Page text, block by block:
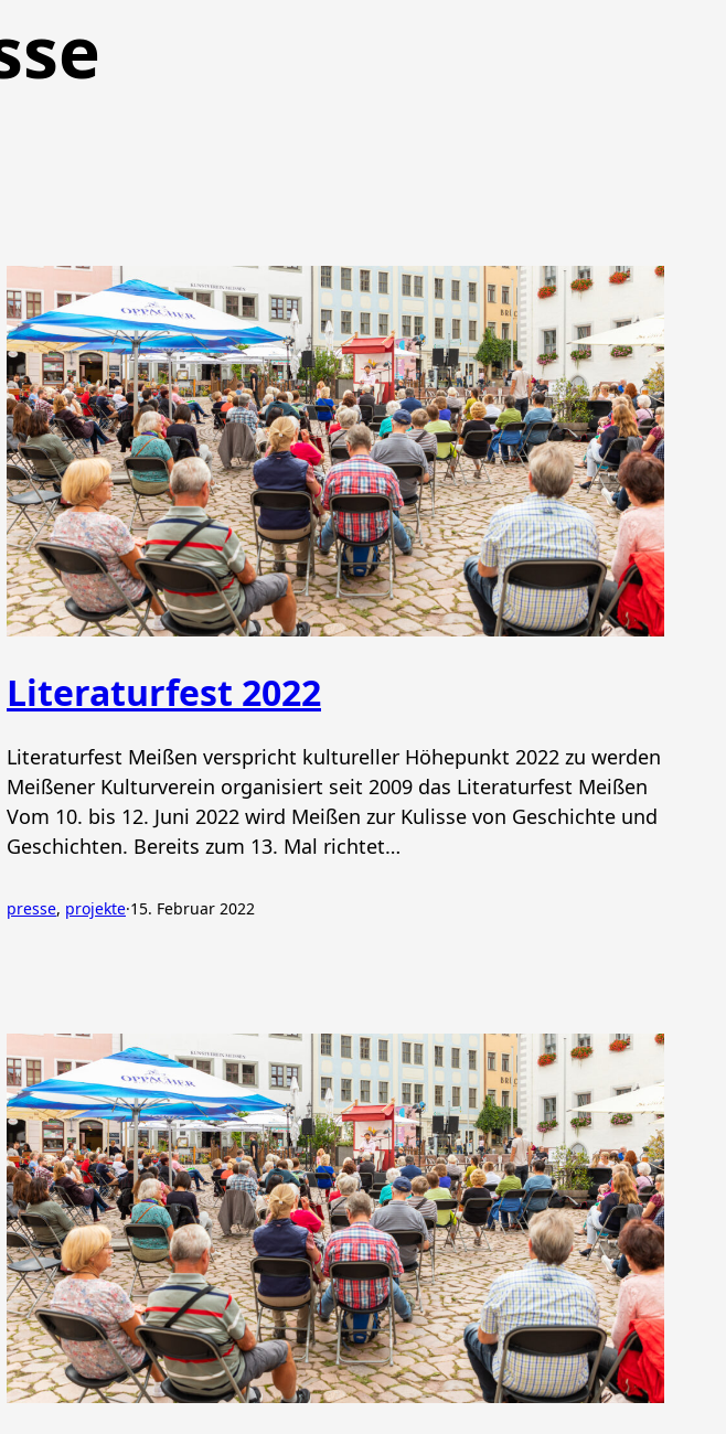
Literaturfest 2022
Literaturfest Meißen verspricht kultureller Höhepunkt 2022 zu werden
Meißener Kulturverein organisiert seit 2009 das Literaturfest Meißen
Vom 10. bis 12. Juni 2022 wird Meißen zur Kulisse von Geschichte und
Geschichten. Bereits zum 13. Mal richtet…
presse, projekte·15. Februar 2022